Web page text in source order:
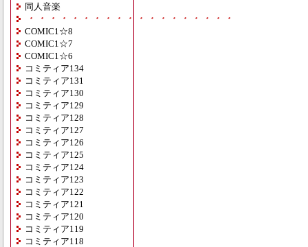
同人音楽
・・・・・・・・・・・・・・・・・・・
COMIC1☆8
COMIC1☆7
COMIC1☆6
コミティア134
コミティア131
コミティア130
コミティア129
コミティア128
コミティア127
コミティア126
コミティア125
コミティア124
コミティア123
コミティア122
コミティア121
コミティア120
コミティア119
コミティア118